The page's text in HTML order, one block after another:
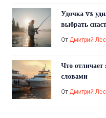
Удочка vs
выбрать
От Дмитрий
Что
словами
От Дмитрий